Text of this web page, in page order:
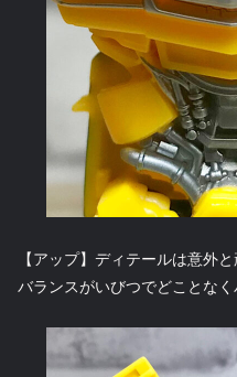
【アップ】ディテールは意外
バランスがいびつでどことなく